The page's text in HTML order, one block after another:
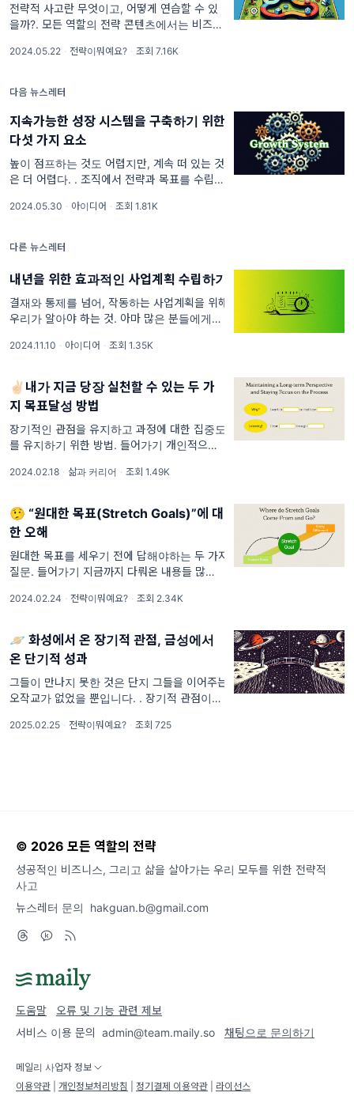
전략적 사고란 무엇이고, 어떻게 연습할 수 있
을까?. 모든 역할의 전략 콘텐츠에서는 비즈니
사고하는 것에 대한 중요성을 강조해 왔어요.
다면,
2024.05.22 · 전략이뭐예요? · 조회 7.16K
다음 뉴스레터
지속가능한 성장 시스템을 구축하기 위한
다섯 가지 요소
높이 점프하는 것도 어렵지만, 계속 떠 있는 것
은 더 어렵다. . 조직에서 전략과 목표를 수립하
하는 이유는 여러가지가 있겠지만, 그중 가장
예요. 그리고 그
2024.05.30 · 아이디어 · 조회 1.81K
다른 뉴스레터
내년을 위한 효과적인 사업계획 수립하기
결재와 통제를 넘어, 작동하는 사업계획을 위해
우리가 알아야 하는 것. 아마 많은 분들에게 4
와, 현실적인 가능성 사이에서 업무와 예산/인
요. 그래서 오늘은 지금
2024.11.10 · 아이디어 · 조회 1.35K
✌🏻내가 지금 당장 실천할 수 있는 두 가
지 목표달성 방법
장기적인 관점을 유지하고 과정에 대한 집중도
를 유지하기 위한 방법. 들어가기 개인적으로
하긴 하는데 ‘뭘 하고 있는건가' 싶을 때였던 것
하니 열심히 하긴
2024.02.18 · 삶과 커리어 · 조회 1.49K
🤥 “원대한 목표(Stretch Goals)”에 대
한 오해
원대한 목표를 세우기 전에 답해야하는 두 가지
질문. 들어가기 지금까지 다뤄온 내용들 많은
레터에서는 지금까지 전략에 대한 몇 가지(정
략은
2024.02.24 · 전략이뭐예요? · 조회 2.34K
🪐 화성에서 온 장기적 관점, 금성에서
온 단기적 성과
그들이 만나지 못한 것은 단지 그들을 이어주는
오작교가 없었을 뿐입니다. . 장기적 관점이라
성, 문화, 로드맵, 브랜딩과 같은 단어들이 있을
2025.02.25 · 전략이뭐예요? · 조회 725
© 2026 모든 역할의 전략
성공적인 비즈니스, 그리고 삶을 살아가는 우리 모두를 위한 전략적
사고
뉴스레터 문의
hakguan.b@gmail.com
도움말
오류 및 기능 관련 제보
서비스 이용 문의 admin@team.maily.so 채팅으로 문의하기
메일리 사업자 정보
이용약관
개인정보처리방침 정기결제 이용약관 라이선스